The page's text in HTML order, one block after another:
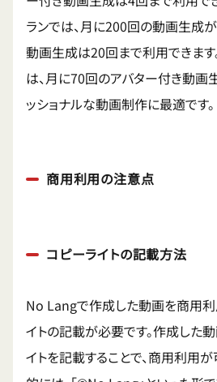
ランでは、月に200回の動画生成
動画生成は20回まで利用できます
は、月に70回のアバター付き動画
ッショナルな動画制作に最適です。
商用利用の注意点
コピーライトの記載方法
No Langで作成した動画を商用利
イトの記載が必要です。作成した
イトを記載することで、商用利用